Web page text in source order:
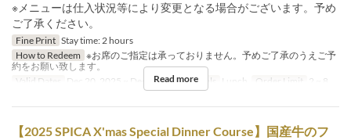
※メニューは仕入状況等により変更となる場合がございます。予め
ご了承ください。
Fine Print Stay time: 2 hours
How to Redeem ※お席のご指定は承っておりません。予めご了承のうえご予
約をお願い致します。
Valid Dates
Dec 20, 2025 ~ Dec 25, 2025 Meals Lunch Order Limit 2 ~ 8
Read more
【2025 SPICA X'mas Special Dinner Course】国産牛のフ